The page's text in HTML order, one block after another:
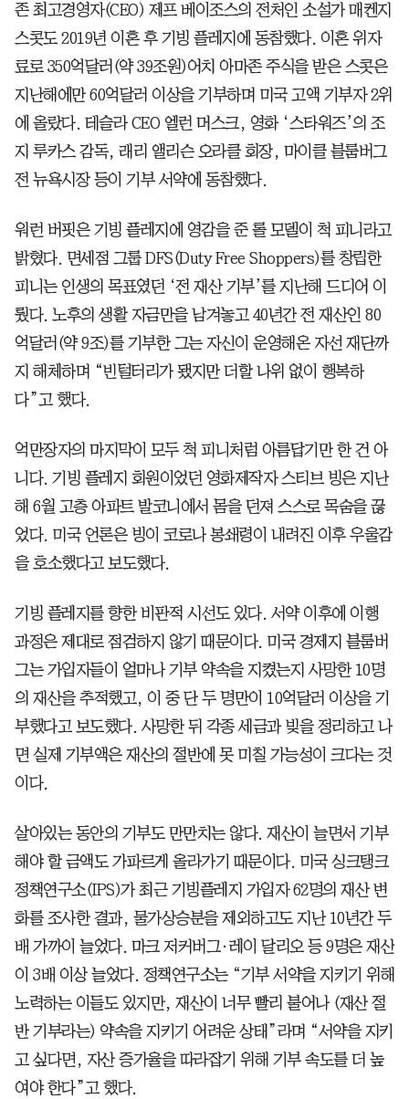
존 최고경영자(CEO) 제프 베이조스의 전처인 소설가 매켄지
스콧도 2019년 이혼 후 기빙 플레지에 동참했다. 이혼 위자
료로 350억달러(약 39조원)어치 아마존 주식을 받은 스콧은
지난해에만 60억달러 이상을 기부하며 미국 고액 기부자 2위
에 올랐다. 테슬라 CEO 엘런 머스크, 영화 ‘스타워즈’의 조
지 루카스 감독, 래리 앨리슨 오라클 회장, 마이클 블룸버그
전 뉴욕시장 등이 기부 서약에 동참했다.
워런 버핏은 기빙 플레지에 영감을 준 롤 모델이 척 피니라고
밝혔다. 면세점 그룹 DFS(Duty Free Shoppers)를 창립한
피니는 인생의 목표였던 ‘전 재산 기부’를 지난해 드디어 이
뤘다. 노후의 생활 자금만을 남겨놓고 40년간 전 재산인 80
억달러(약 9조)를 기부한 그는 자신이 운영해온 자선 재단까
지 해체하며 “빈털터리가 됐지만 더할 나위 없이 행복하
다”고 했다.
억만장자의 마지막이 모두 척 피니처럼 아름답기만 한 건 아
니다. 기빙 플레지 회원이었던 영화제작자 스티브 빙은 지난
해 6월 고층 아파트 발코니에서 몸을 던져 스스로 목숨을 끊
었다. 미국 언론은 빙이 코로나 봉쇄령이 내려진 이후 우울감
을 호소했다고 보도했다.
기빙 플레지를 향한 비판적 시선도 있다. 서약 이후에 이행
과정은 제대로 점검하지 않기 때문이다. 미국 경제지 블룸버
그는 가입자들이 얼마나 기부 약속을 지켰는지 사망한 10명
의 재산을 추적했고, 이 중 단 두 명만이 10억달러 이상을 기
부했다고 보도했다. 사망한 뒤 각종 세금과 빚을 정리하고 나
면 실제 기부액은 재산의 절반에 못 미칠 가능성이 크다는 것
이다.
살아있는 동안의 기부도 만만치는 않다. 재산이 늘면서 기부
해야 할 금액도 가파르게 올라가기 때문이다. 미국 싱크탱크
정책연구소(IPS)가 최근 기빙플레지 가입자 62명의 재산 변
화를 조사한 결과, 물가상승분을 제외하고도 지난 10년간 두
배 가까이 늘었다. 마크 저커버그·레이 달리오 등 9명은 재산
이 3배 이상 늘었다. 정책연구소는 “기부 서약을 지키기 위해
노력하는 이들도 있지만, 재산이 너무 빨리 불어나 (재산 절
반 기부라는) 약속을 지키기 어려운 상태”라며 “서약을 지키
고 싶다면, 자산 증가율을 따라잡기 위해 기부 속도를 더 높
여야 한다”고 했다.